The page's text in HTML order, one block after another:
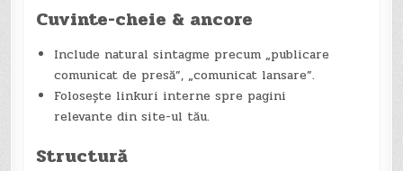
Cuvinte-cheie & ancore
Include natural sintagme precum „publicare
comunicat de presă”, „comunicat lansare”.
Folosește linkuri interne spre pagini
relevante din site-ul tău.
Structură